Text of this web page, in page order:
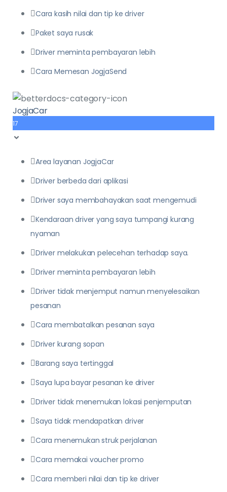
Cara kasih nilai dan tip ke driver
Paket saya rusak
Driver meminta pembayaran lebih
Cara Memesan JogjaSend
JogjaCar
17
Area layanan JogjaCar
Driver berbeda dari aplikasi
Driver saya membahayakan saat mengemudi
Kendaraan driver yang saya tumpangi kurang
nyaman
Driver melakukan pelecehan terhadap saya.
Driver meminta pembayaran lebih
Driver tidak menjemput namun menyelesaikan
pesanan
Cara membatalkan pesanan saya
Driver kurang sopan
Barang saya tertinggal
Saya lupa bayar pesanan ke driver
Driver tidak menemukan lokasi penjemputan
Saya tidak mendapatkan driver
Cara menemukan struk perjalanan
Cara memakai voucher promo
Cara memberi nilai dan tip ke driver